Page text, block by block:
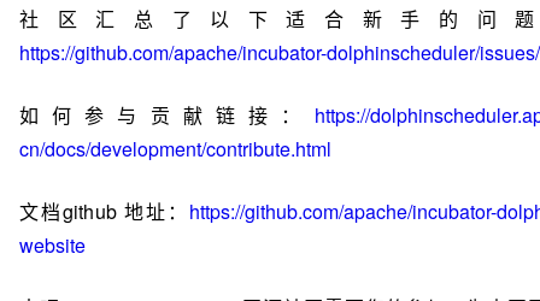
社区汇总了以下适合新手的问
https://github.com/apache/incubator-dolphinscheduler/
如何参与贡献链接： https://
cn/docs/development/contribute.html
文档github地址： https://github.com/apache/incubator-
website